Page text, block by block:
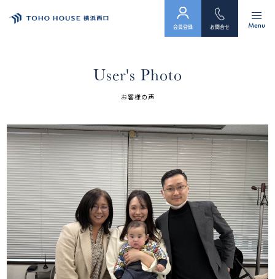
会員フォーム
サービス
会社案内
スタッフ紹介（「住まい」のコンサルタント）
お客様の声
お知らせ
Menu
お問合せ
会員登録
User's Photo
お客様の声